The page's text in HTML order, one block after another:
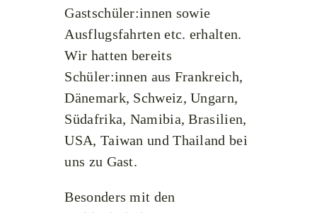
Gastschüler:innen sowie
Ausflugsfahrten etc. erhalten.
Wir hatten bereits
Schüler:innen aus Frankreich,
Dänemark, Schweiz, Ungarn,
Südafrika, Namibia, Brasilien,
USA, Taiwan und Thailand bei
uns zu Gast.
Besonders mit den